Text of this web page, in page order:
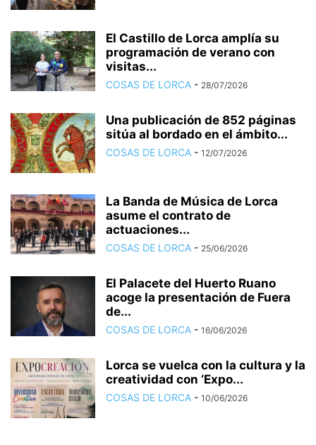
El Castillo de Lorca amplía su
programación de verano con
visitas...
COSAS DE LORCA - 28/07/2026
Una publicación de 852 páginas
sitúa al bordado en el ámbito...
COSAS DE LORCA - 12/07/2026
La Banda de Música de Lorca
asume el contrato de
actuaciones...
COSAS DE LORCA - 25/06/2026
El Palacete del Huerto Ruano
acoge la presentación de Fuera
de...
COSAS DE LORCA - 16/06/2026
Lorca se vuelca con la cultura y la
creatividad con ‘Expo...
COSAS DE LORCA - 10/06/2026